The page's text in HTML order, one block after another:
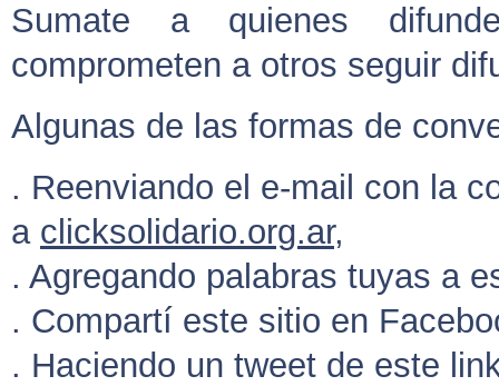
Sumate a quienes
comprometen a otros seguir
Algunas de las formas de
. Reenviando el e-mail con la
a clicksolidario.org.ar,
. Agregando palabras tuyas a
. Compartí este sitio en
. Haciendo un tweet de este